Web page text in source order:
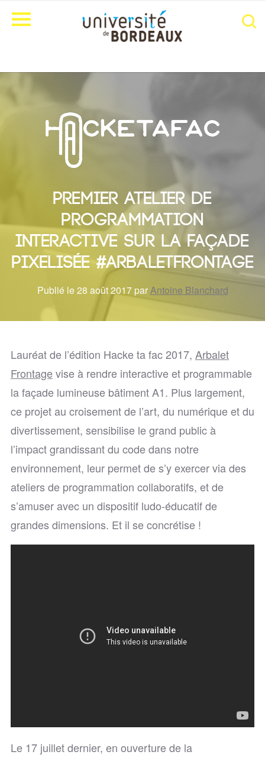
Premier atelier de
programmation
interactive sur la façade
pixelisée #ArbaletFrontage
Publié le 28 août 2017 parAntoine Blanchard
Lauréat de l’édition Hacke ta fac 2017, Arbalet
Frontagevise à rendre interactive et programmable
la façade lumineuse bâtiment A1. Plus largement,
ce projet au croisement de l’art, du numérique et du
divertissement, sensibilise le grand public à
l’impact grandissant du code dans notre
environnement, leur permet de s’y exercer via des
ateliers de programmation collaboratifs, et de
s’amuser avec un dispositif ludo-éducatif de
grandes dimensions. Et il se concrétise !
Le 17 juillet dernier, en ouverture de la